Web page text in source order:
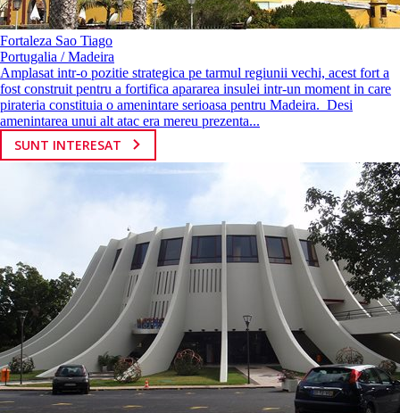
Fortaleza Sao Tiago
Portugalia / Madeira
Amplasat intr-o pozitie strategica pe tarmul regiunii vechi, acest fort a
fost construit pentru a fortifica apararea insulei intr-un moment in care
pirateria constituia o amenintare serioasa pentru Madeira. Desi
amenintarea unui alt atac era mereu prezenta...
SUNT INTERESAT